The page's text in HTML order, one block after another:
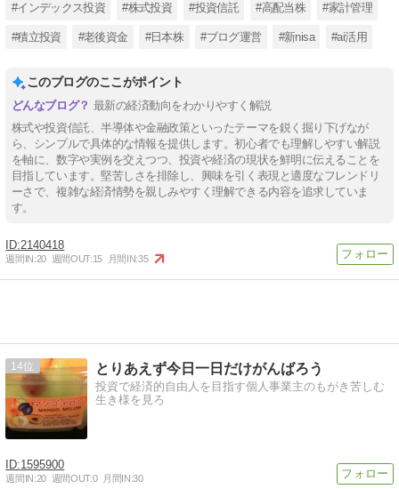
#インデックス投資 #株式投資 #投資信託 #高配当株 #家計管理
#積立投資 #老後資金 #日本株 #ブログ運営 #新nisa #ai活用
このブログのここがポイント
最新の経済動向をわかりやすく解説
株式や投資信託、半導体や金融政策といったテーマを鋭く掘り下げなが
ら、シンプルで具体的な情報を提供します。初心者でも理解しやすい解説
を軸に、数字や実例を交えつつ、投資や経済の現状を鮮明に伝えることを
目指しています。堅苦しさを排除し、興味を引く表現と適度なフレンドリ
ーさで、複雑な経済情勢を親しみやすく理解できる内容を追求していま
す。
2140418
週間IN:20 週間OUT:15 月間IN:35
14 とりあえず今日一日だけがんばろう
投資で経済的自由人を目指す個人事業主のもがき苦しむ
生き様を見ろ
1595900
週間IN:20 週間OUT:0 月間IN:30